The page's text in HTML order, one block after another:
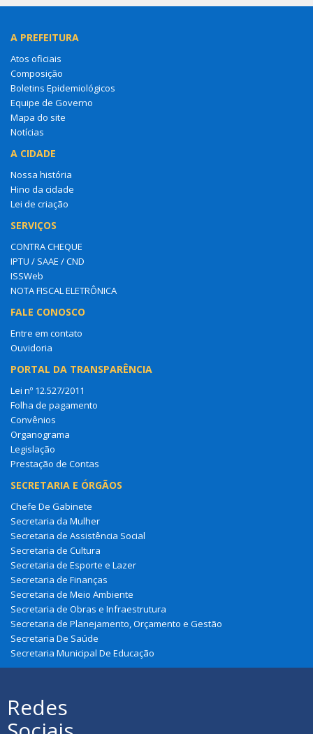
A PREFEITURA
Atos oficiais
Composição
Boletins Epidemiológicos
Equipe de Governo
Mapa do site
Notícias
A CIDADE
Nossa história
Hino da cidade
Lei de criação
SERVIÇOS
CONTRA CHEQUE
IPTU / SAAE / CND
ISSWeb
NOTA FISCAL ELETRÔNICA
FALE CONOSCO
Entre em contato
Ouvidoria
PORTAL DA TRANSPARÊNCIA
Lei nº 12.527/2011
Folha de pagamento
Convênios
Organograma
Legislação
Prestação de Contas
SECRETARIA E ÓRGÃOS
Chefe De Gabinete
Secretaria da Mulher
Secretaria de Assistência Social
Secretaria de Cultura
Secretaria de Esporte e Lazer
Secretaria de Finanças
Secretaria de Meio Ambiente
Secretaria de Obras e Infraestrutura
Secretaria de Planejamento, Orçamento e Gestão
Secretaria De Saúde
Secretaria Municipal De Educação
Redes